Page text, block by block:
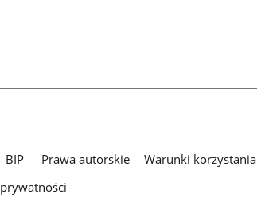
BIP Prawa autorskie Warunki korzystania